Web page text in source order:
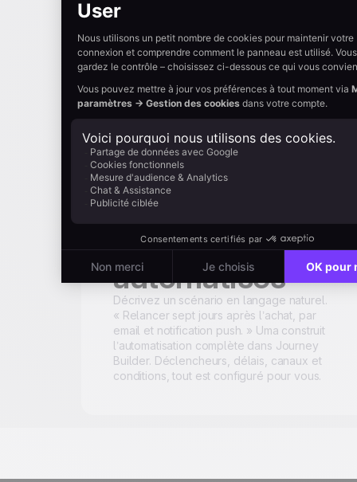
envoyer, à qui et quand. Elle rédige la
et audience. Prévisualisez, ajustez et
lancez. Uma fonctionne sur email, SMS,
WhatsApp et notifications push.
Génération de
workflows
automatisés
Décrivez un scénario en langage naturel.
« Relancer sept jours après l’achat, par
email et notification push. » Uma construit
l’automatisation complète dans Journey
Builder. Déclencheurs, délais, canaux et
conditions, tout est configuré pour vous.